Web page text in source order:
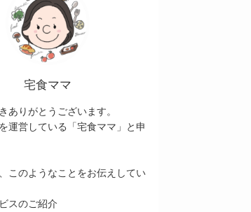
宅食ママ
ありがとうございます。
運営している「宅食ママ」と申
このようなことをお伝えしてい
スのご紹介